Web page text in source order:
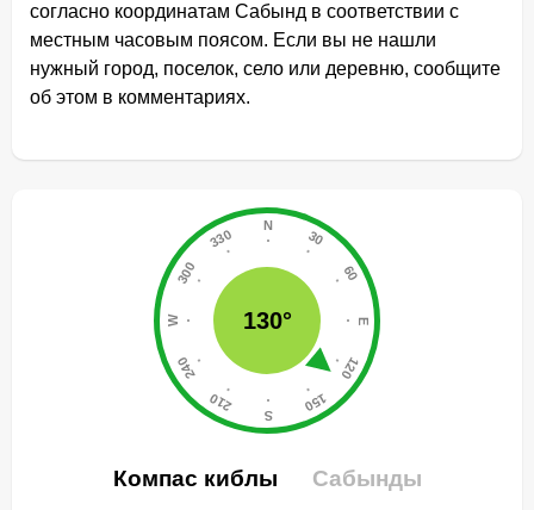
согласно координатам Сабынд в соответствии с
местным часовым поясом. Если вы не нашли
нужный город, поселок, село или деревню, сообщите
об этом в комментариях.
130°
Компас киблы Сабынды